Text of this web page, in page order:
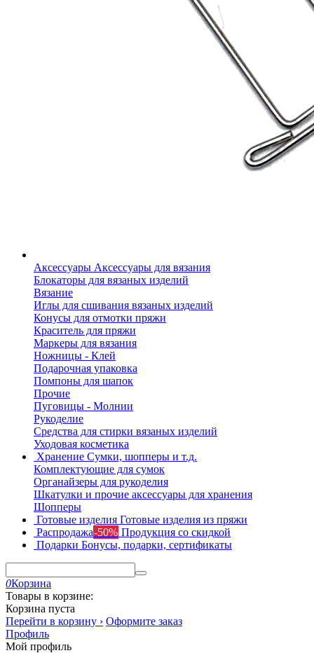
Аксессуары Аксессуары для вязания
Блокаторы для вязаных изделий
Вязание
Иглы для сшивания вязаных изделий
Конусы для отмотки пряжи
Краситель для пряжи
Маркеры для вязания
Ножницы - Клей
Подарочная упаковка
Помпоны для шапок
Прочие
Пуговицы - Молнии
Рукоделие
Средства для стирки вязаных изделий
Уходовая косметика
Хранение Сумки, шопперы и т.д.
Комплектующие для сумок
Органайзеры для рукоделия
Шкатулки и прочие аксессуары для хранения
Шопперы
Готовые изделия Готовые изделия из пряжи
Распродажа-50% Продукция со скидкой
Подарки Бонусы, подарки, сертификаты
0Корзина
Товары в корзине:
Корзина пуста
Перейти в корзину › Оформите заказ
Профиль
Мой профиль